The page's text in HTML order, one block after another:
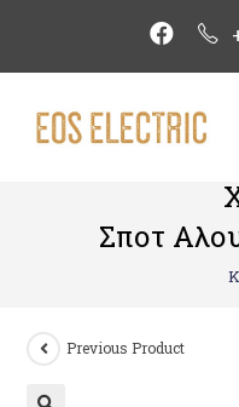
Σποτ
Previous Product